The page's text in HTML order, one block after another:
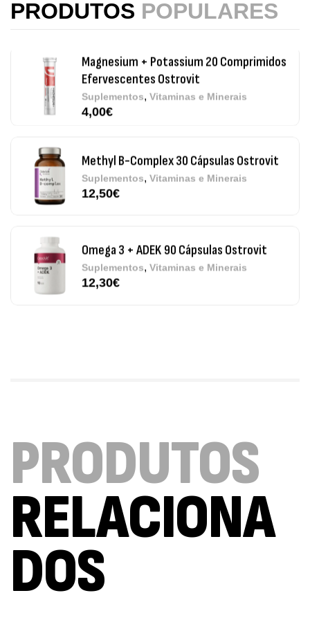
PRODUTOS POPULARES
Suplementos ,Vitaminas e Minerais
Methyl B-Complex 30 Cápsulas Ostrovit
Suplementos ,Vitaminas e Minerais
12,50
Omega 3 + ADEK 90 Cápsulas Ostrovit
Suplementos, Vitaminas e Minerais
12,30€
Pure Electrolytes 270 G Ostrovit
Desporto,Suplementos
7,50€
Saúde Óssea Suplementos
7,50
Magnesium + Potassium 20 Comprimidos
Efervescentes Ostrovit
Suplementos
4,00
PRODUTOS
RELACIONA
DOS